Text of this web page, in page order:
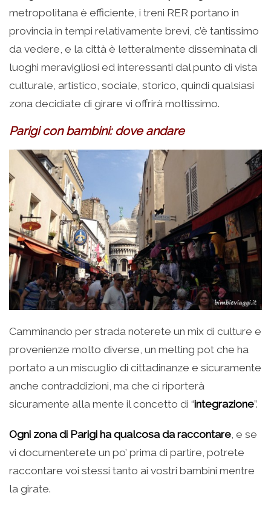
metropolitana è efficiente, i treni RER portano in
provincia in tempi relativamente brevi, c’è tantissimo
da vedere, e la città è letteralmente disseminata di
luoghi meravigliosi ed interessanti dal punto di vista
culturale, artistico, sociale, storico, quindi qualsiasi
zona decidiate di girare vi offrirà moltissimo.
Parigi con bambini: dove andare
Camminando per strada noterete un mix di culture e
provenienze molto diverse, un melting pot che ha
portato a un miscuglio di cittadinanze e sicuramente
anche contraddizioni, ma che ci riporterà
sicuramente alla mente il concetto di “integrazione”.
Ogni zona di Parigi ha qualcosa da raccontare , e se
vi documenterete un po’ prima di partire, potrete
raccontare voi stessi tanto ai vostri bambini mentre
la girate.